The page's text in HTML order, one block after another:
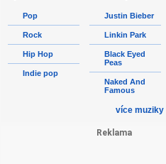
Pop
Rock
Hip Hop
Indie pop
Justin Bieber
Linkin Park
Black Eyed
Peas
Naked And
Famous
více muziky